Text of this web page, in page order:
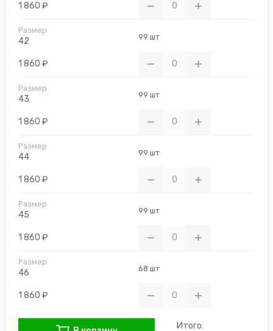
1 860 ₽
42 99 шт
1 860 ₽
43 99 шт
1 860 ₽
44 99 шт
1 860 ₽
45 99 шт
1 860 ₽
46 68 шт
1 860 ₽
Итого: